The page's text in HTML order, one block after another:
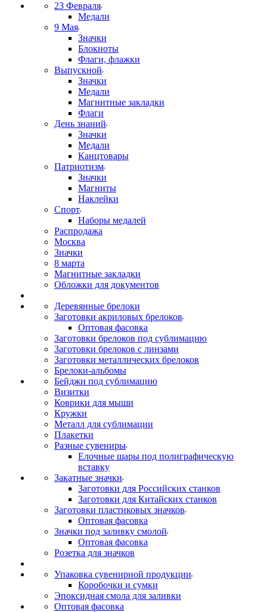
23 Февраля
Медали
9 Мая
Значки
Блокноты
Флаги, флажки
Выпускной
Значки
Медали
Магнитные закладки
Флаги
День знаний
Значки
Медали
Канцтовары
Патриотизм
Значки
Магниты
Наклейки
Спорт
Наборы медалей
Распродажа
Москва
Значки
8 марта
Магнитные закладки
Обложки для документов
Деревянные брелоки
Заготовки акриловых брелоков
Оптовая фасовка
Заготовки брелоков под сублимацию
Заготовки брелоков с линзами
Заготовки металлических брелоков
Брелоки-альбомы
Бейджи под сублимацию
Визитки
Коврики для мыши
Кружки
Металл для сублимации
Плакетки
Разные сувениры
Елочные шары под полиграфическую
вставку
Закатные значки
Заготовки для Российских станков
Заготовки для Китайских станков
Заготовки пластиковых значков
Оптовая фасовка
Значки под заливку смолой
Оптовая фасовка
Розетка для значков
Упаковка сувенирной продукции
Коробочки и сумки
Эпоксидная смола для заливки
Оптовая фасовка